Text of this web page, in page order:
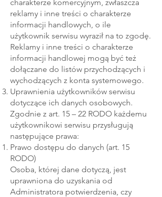
charakterze komercyjnym, zwłaszcza
reklamy i inne treści o charakterze
informacji handlowych, o ile
użytkownik serwisu wyraził na to zgodę.
Reklamy i inne treści o charakterze
informacji handlowej mogą być też
dołączane do listów przychodzących i
wychodzących z konta systemowego.
Uprawnienia użytkowników serwisu
dotyczące ich danych osobowych.
Zgodnie z art. 15 – 22 RODO każdemu
użytkownikowi serwisu przysługują
następujące prawa:
Prawo dostępu do danych (art. 15
RODO)
Osoba, której dane dotyczą, jest
uprawniona do uzyskania od
Administratora potwierdzenia, czy